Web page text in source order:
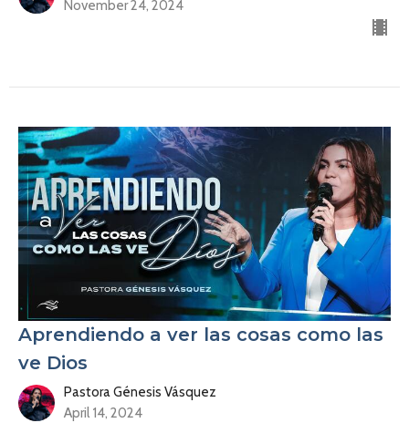
November 24, 2024
Aprendiendo a ver las cosas como las
ve Dios
Pastora Génesis Vásquez
April 14, 2024